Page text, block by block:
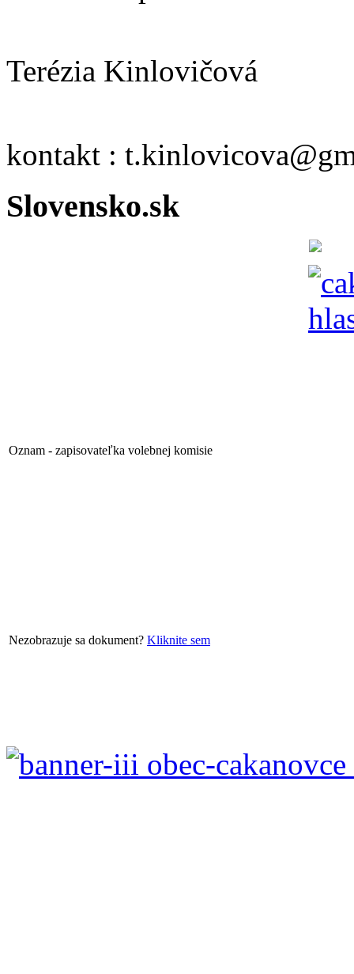
Terézia Kinlovičová
kontakt :
Slovensko.sk
Oznam - zapisovateľka volebnej komisie
Nezobrazuje sa dokument? Kliknite sem